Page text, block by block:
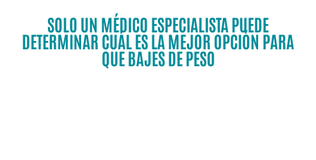
SOLO UN MÉDICO ESPECIALISTA PUEDE
DETERMINAR CUÁL ES LA MEJOR OPCIÓN PARA
QUE BAJES DE PESO